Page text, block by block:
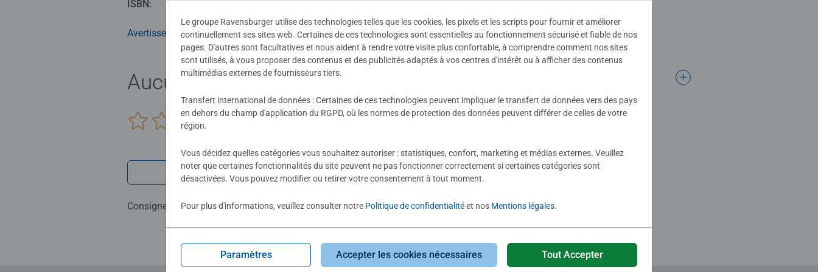
Lecteur tiptoi® non inclus. Vendu séparément.
ISBN:
978-3-380-99047-5
Avertissements et informations du fabricant
Aucune évaluation n'a encore été soumise
0/0
Rédiger une évaluation
Consignes d'évaluation
Le groupe Ravensburger utilise des technologies telles que les cookies, les pixels et les scripts pour fournir et améliorer
continuellement ses sites web. Certaines de ces technologies sont essentielles au fonctionnement sécurisé et fiable de nos
pages. D'autres sont facultatives et nous aident à rendre votre visite plus confortable, à comprendre comment nos sites
sont utilisés, à vous proposer des contenus et des publicités adaptés à vos centres d'intérêt ou à afficher des contenus
multimédias externes de fournisseurs tiers.
Transfert international de données : Certaines de ces technologies peuvent impliquer le transfert de données vers des pays
en dehors du champ d'application du RGPD, où les normes de protection des données peuvent différer de celles de votre
région.
Vous décidez quelles catégories vous souhaitez autoriser : statistiques, confort, marketing et médias externes. Veuillez
noter que certaines fonctionnalités du site peuvent ne pas fonctionner correctement si certaines catégories sont
désactivées. Vous pouvez modifier ou retirer votre consentement à tout moment.
Pour plus d'informations, veuillez consulter notre Politique de confidentialitéet nos Mentions légales.
Paramètres Accepter les cookies nécessaires Tout Accepter